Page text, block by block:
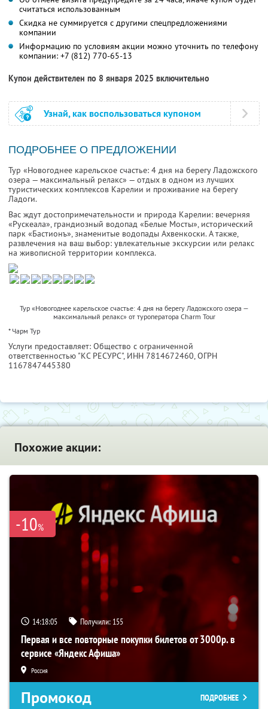
считаться использованным
Скидка не суммируется с другими спецпредложениями
компании
Информацию по условиям акции можно уточнить по телефону
компании: +7 (812) 770-65-13
Купон действителен по 8 января 2025 включительно
Узнай, как воспользоваться купоном
ПОДРОБНЕЕ О ПРЕДЛОЖЕНИИ
Тур «Новогоднее карельское счастье: 4 дня на берегу Ладожского
озера — максимальный релакс» — отдых в одном из лучших
туристических комплексов Карелии и проживание на берегу
Ладоги.
Вас ждут достопримечательности и природа Карелии: вечерняя
«Рускеала», грандиозный водопад «Белые Мосты», исторический
парк «Бастионъ», знаменитые водопады Ахвенкоски. А также,
развлечения на ваш выбор: увлекательные экскурсии или релакс
на живописной территории комплекса.
Тур «Новогоднее карельское счастье: 4 дня на берегу Ладожского озера —
максимальный релакс» от туроператора Charm Tour
* Чарм Тур
Услуги предоставляет: Общество с ограниченной
ответственностью "КС РЕСУРС", ИНН 7814672460, ОГРН
1167847445380
Похожие акции:
-10%
14:18:05 Получили: 155
Первая и все повторные покупки билетов от 3000р. в
сервисе «Яндекс Афиша»
Россия
Промокод ПОДРОБНЕЕ